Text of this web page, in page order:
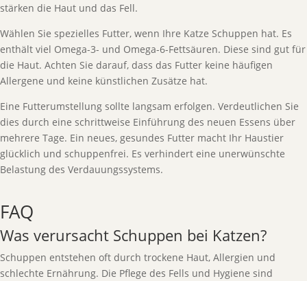
stärken die Haut und das Fell.
Wählen Sie spezielles Futter, wenn Ihre Katze Schuppen hat. Es
enthält viel Omega-3- und Omega-6-Fettsäuren. Diese sind gut für
die Haut. Achten Sie darauf, dass das Futter keine häufigen
Allergene und keine künstlichen Zusätze hat.
Eine Futterumstellung sollte langsam erfolgen. Verdeutlichen Sie
dies durch eine schrittweise Einführung des neuen Essens über
mehrere Tage. Ein neues, gesundes Futter macht Ihr Haustier
glücklich und schuppenfrei. Es verhindert eine unerwünschte
Belastung des Verdauungssystems.
FAQ
Was verursacht Schuppen bei Katzen?
Schuppen entstehen oft durch trockene Haut, Allergien und
schlechte Ernährung. Die Pflege des Fells und Hygiene sind